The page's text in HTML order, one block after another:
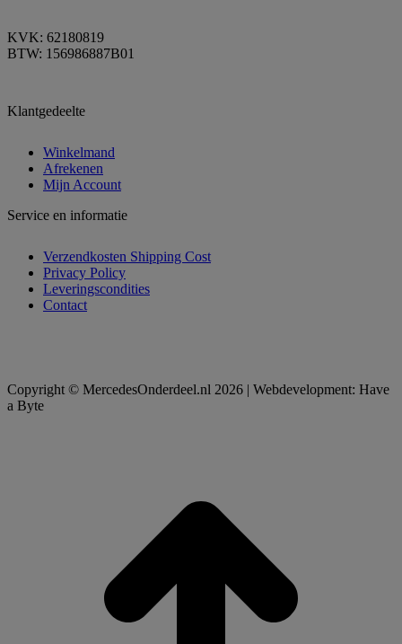
KVK: 62180819
BTW: 156986887B01
Klantgedeelte
Winkelmand
Afrekenen
Mijn Account
Service en informatie
Verzendkosten Shipping Cost
Privacy Policy
Leveringscondities
Contact
Copyright © MercedesOnderdeel.nl 2026 | Webdevelopment: Have
a Byte